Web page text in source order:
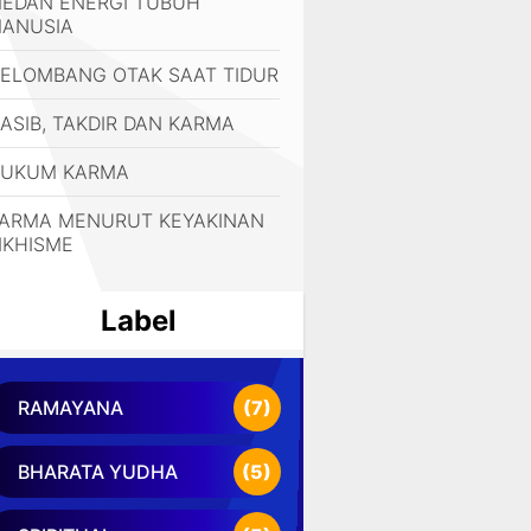
OTAK SAAT TIDUR
TAKDIR DAN KARMA
KARMA
MENURUT KEYAKINAN
Label
RAMAYANA (7)
BHARATA YUDHA (5)